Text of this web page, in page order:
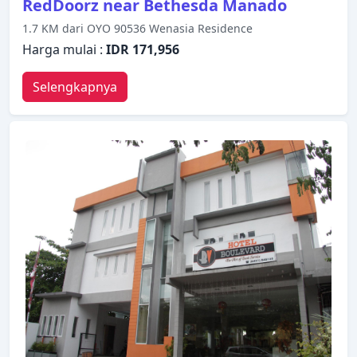
RedDoorz near Bethesda Manado
1.7 KM dari OYO 90536 Wenasia Residence
Harga mulai : IDR 171,956
Selengkapnya